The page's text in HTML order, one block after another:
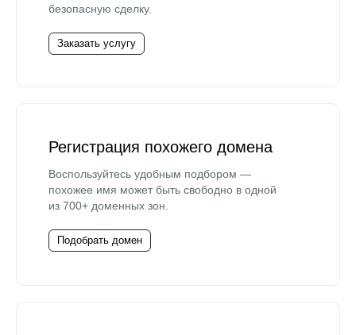
безопасную сделку.
Заказать услугу
Регистрация похожего домена
Воспользуйтесь удобным подбором —
похожее имя может быть свободно в одной
из 700+ доменных зон.
Подобрать домен